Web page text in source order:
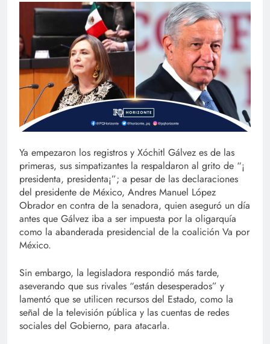
Ya empezaron los registros y Xóchitl Gálvez es de las
primeras, sus simpatizantes la respaldaron al grito de “¡
presidenta, presidenta¡”; a pesar de las declaraciones
del presidente de México, Andres Manuel López
Obrador en contra de la senadora, quien aseguró un día
antes que Gálvez iba a ser impuesta por la oligarquía
como la abanderada presidencial de la coalición Va por
México.
Sin embargo, la legisladora respondió más tarde,
aseverando que sus rivales “están desesperados” y
lamentó que se utilicen recursos del Estado, como la
señal de la televisión pública y las cuentas de redes
sociales del Gobierno, para atacarla.